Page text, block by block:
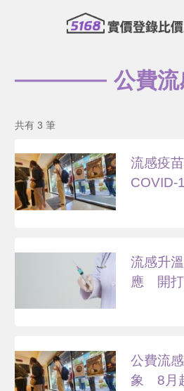
公費流
共有 3 筆
流感疫
COVID-
流感升
應 開打
公費流
象 8月